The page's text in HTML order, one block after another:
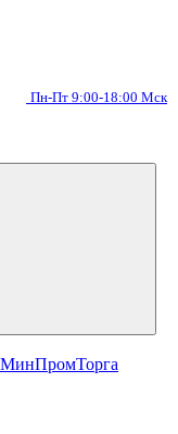
Пн-Пт 9:00-18:00 Мск